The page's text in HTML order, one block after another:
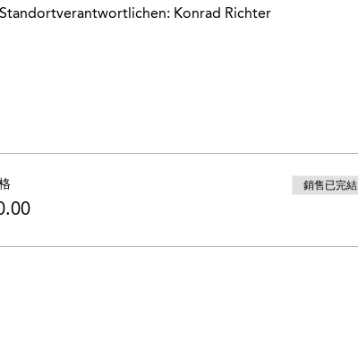
Konrad Richter
銷售已完結